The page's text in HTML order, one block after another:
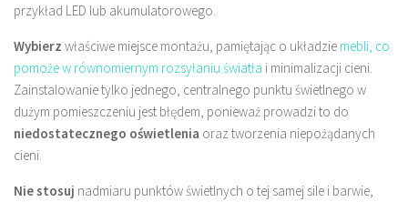
przykład LED lub akumulatorowego.
Wybierz właściwe miejsce montażu, pamiętając o układzie mebli, co
pomoże w równomiernym rozsyłaniu światła i minimalizacji cieni.
Zainstalowanie tylko jednego, centralnego punktu świetlnego w
dużym pomieszczeniu jest błędem, ponieważ prowadzi to do
niedostatecznego oświetlenia oraz tworzenia niepożądanych
cieni.
Nie stosuj nadmiaru punktów świetlnych o tej samej sile i barwie,